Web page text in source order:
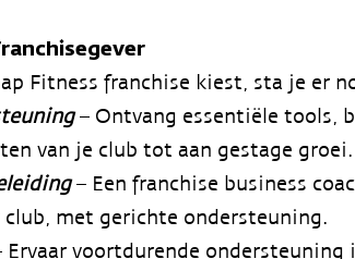
Fitness franchise kiest, sta je er
– Ontvang essentiële tools,
van je club tot aan gestage groei.
– Een franchise business
met gerichte ondersteuning.
Ervaar voortdurende